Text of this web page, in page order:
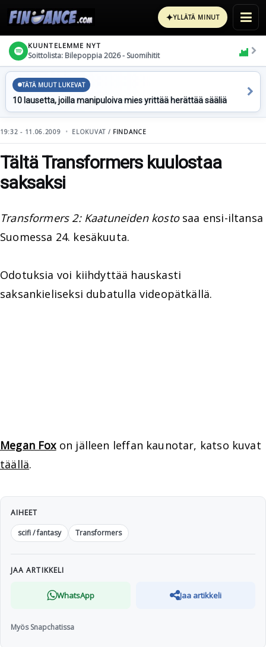
✦YLLÄTÄ MINUT
KUUNTELEMME NYT
Soittolista: Bilepoppia 2026 - Suomihitit
TÄTÄ MUUT LUKEVAT
10 lausetta, joilla manipuloiva mies yrittää herättää sääliä
19:32 - 11.06.2009 ELOKUVAT / FINDANCE
Tältä Transformers kuulostaa
saksaksi
Transformers 2: Kaatuneiden kostosaa ensi-iltansa
Suomessa 24. kesäkuuta.
Odotuksia voi kiihdyttää hauskasti
saksankieliseksi dubatulla videopätkällä.
Megan Foxon jälleen leffan kaunotar, katso kuvat
täällä.
AIHEET
scifi / fantasy
Transformers
JAA ARTIKKELI
WhatsApp Jaa artikkeli
Myös Snapchatissa